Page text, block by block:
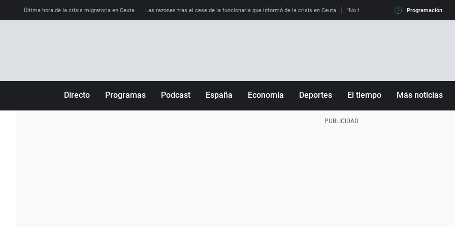
Última hora de la crisis migratoria en Ceuta Las razones tras el cese de la funcionaria que informó de la crisis en Ceuta "No hay mafias, que no nos engañen":
Programación
Directo Programas Podcast España Economía Deportes El tiempo Más noticias